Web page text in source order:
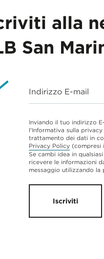
alla
San
Indirizzo E-mail
Inviando il tuo indirizzo
l'Informativa sulla
trattamento dei dati in
Privacy Policy (compresi
Se cambi idea in
ricevere le informazioni
messaggio utilizzando la
Iscriviti